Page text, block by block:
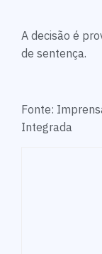
A decisão é
de sentença.
Fonte:
Integrada